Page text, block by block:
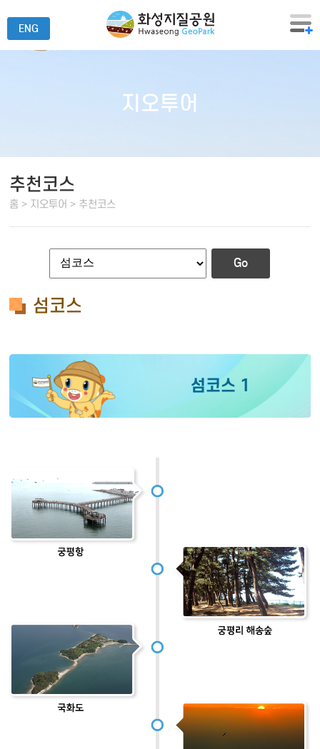
ENG
지오투어
추천코스
홈 > 지오투어 > 추천코스
Go
섬코스
섬코스 1